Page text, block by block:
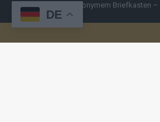
Mail, Telefon oder anonymem Briefkasten –
DE